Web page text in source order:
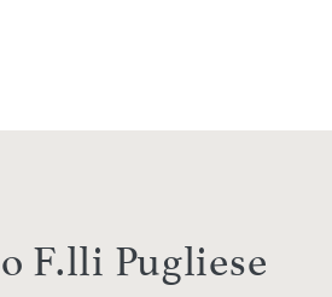
F.lli Pugliese